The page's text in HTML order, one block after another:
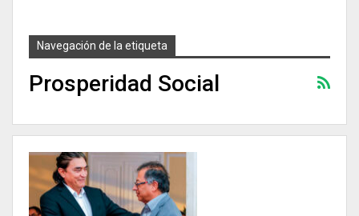
Navegación de la etiqueta
Prosperidad Social